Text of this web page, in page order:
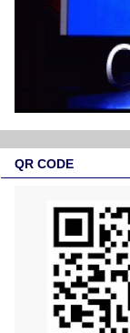
QR CODE